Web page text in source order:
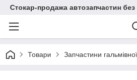
Стокар-продажа автозапчастин
Товари Запчастини